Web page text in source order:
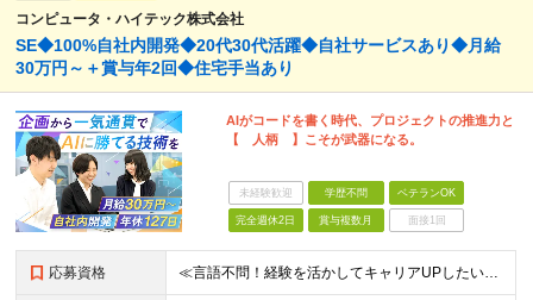
コンピュータ・ハイテック株式会社
SE◆100%自社内開発◆20代30代活躍◆自社サービスあり◆月給
30万円～＋賞与年2回◆住宅手当あり
AIがコードを書く時代、プロジェクトの推進力と
【 人柄 】こそが武器になる。
未経験歓迎 学歴不問 ベテランOK
完全週休2日 賞与複数月 面接1回
応募資格 ≪言語不問！経験を活かしてキャリアUPしたい方を歓迎します◎≫ ■学歴不問 ■開発経験をお持ちの方（経験年数不問）